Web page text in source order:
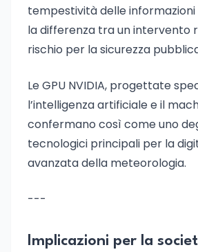
tempestività delle
la differenza tra un intervento
rischio per la sicurezza
Le GPU NVIDIA, progettate
l’intelligenza artificiale e il
confermano così come uno
tecnologici principali per la
avanzata della meteorologia.
---
Implicazioni per la